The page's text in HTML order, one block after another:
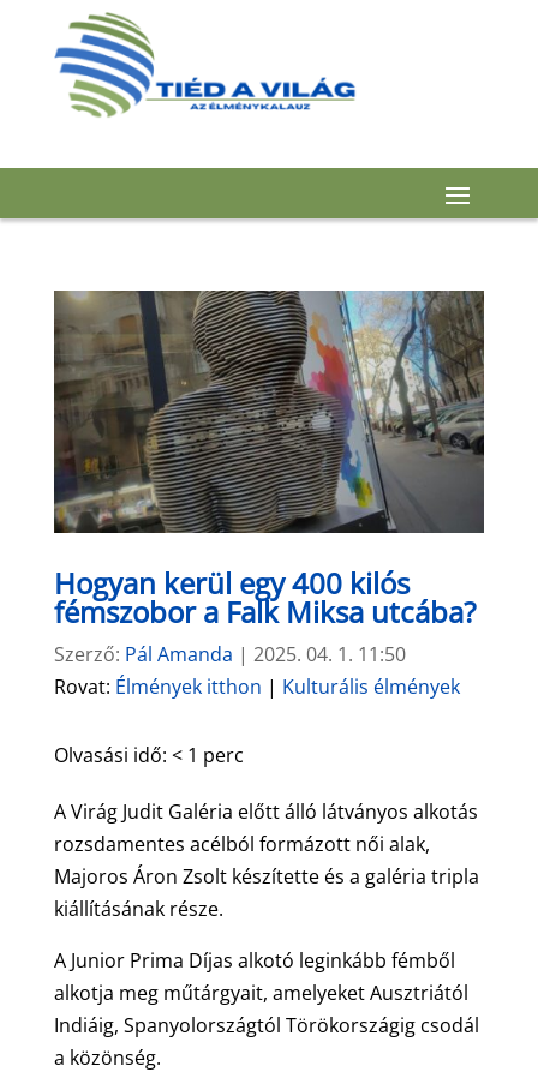
Hogyan kerül egy 400 kilós
fémszobor a Falk Miksa utcába?
Szerző: Pál Amanda | 2025. 04. 1. 11:50
Rovat: Élmények itthon | Kulturális élmények
Olvasási idő: < 1 perc
A Virág Judit Galéria előtt álló látványos alkotás
rozsdamentes acélból formázott női alak,
Majoros Áron Zsolt készítette és a galéria tripla
kiállításának része.
A Junior Prima Díjas alkotó leginkább fémből
alkotja meg műtárgyait, amelyeket Ausztriától
Indiáig, Spanyolországtól Törökországig csodál
a közönség.